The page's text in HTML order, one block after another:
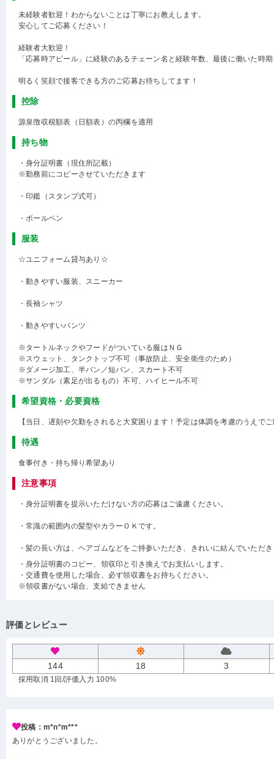
未経験者歓迎！わからないことは丁寧にお教えします。
安心してご応募ください！
経験者大歓迎！
「応募時アピール」に経験のあるチェーン名と経験年数、最後に働いた時
明るく笑顔で接客できる方のご応募お待ちしてます！
控除
源泉徴収税額表（日額表）の丙欄を適用
持ち物
・身分証明書（現住所記載）
※勤務前にコピーさせていただきます
・印鑑（スタンプ式可）
・ボールペン
服装
☆ユニフォーム貸与あり☆
・動きやすい服装、スニーカー
・長袖シャツ
・動きやすいパンツ
※タートルネックやフードがついている服はＮＧ
※スウェット、タンクトップ不可（事故防止、安全衛生のため）
※ダメージ加工、半パン／短パン、スカート不可
※サンダル（素足が出るもの）不可、ハイヒール不可
希望資格・必要資格
【当日、遅刻や欠勤をされると大変困ります！予定は体調を考慮のうえで
待遇
食事付き・持ち帰り希望あり
注意事項
・身分証明書を提示いただけない方の応募はご遠慮ください。
・常識の範囲内の髪型やカラーＯＫです。
・髪の長い方は、ヘアゴムなどをご持参いただき、きれいに結んでいただ
・身分証明書のコピー、領収印と引き換えでお支払いします。
・交通費を使用した場合、必ず領収書をお持ちください。
※領収書がない場合、支給できません
評価とレビュー
144 18 3
採用取消 1回 /評価入力 100%
投稿：m*n*m***
ありがとうございました。